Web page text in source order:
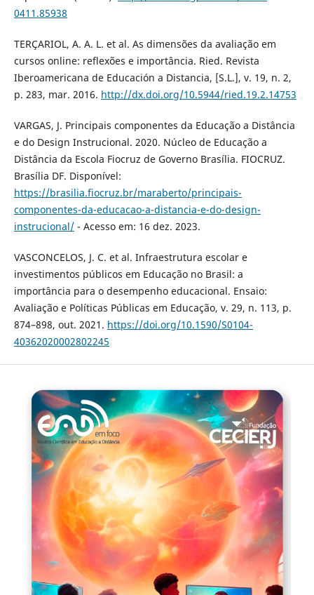
0411.85938
TERÇARIOL, A. A. L. et al. As dimensões da avaliação em
cursos online: reflexões e importância. Ried. Revista
Iberoamericana de Educación a Distancia, [S.L.], v. 19, n. 2,
p. 283, mar. 2016. http://dx.doi.org/10.5944/ried.19.2.14753
VARGAS, J. Principais componentes da Educação a Distância
e do Design Instrucional. 2020. Núcleo de Educação a
Distância da Escola Fiocruz de Governo Brasília. FIOCRUZ.
Brasília DF. Disponível:
https://brasilia.fiocruz.br/maraberto/principais-
componentes-da-educacao-a-distancia-e-do-design-
instrucional/- Acesso em: 16 dez. 2023.
VASCONCELOS, J. C. et al. Infraestrutura escolar e
investimentos públicos em Educação no Brasil: a
importância para o desempenho educacional. Ensaio:
Avaliação e Políticas Públicas em Educação, v. 29, n. 113, p.
874–898, out. 2021. https://doi.org/10.1590/S0104-
40362020002802245